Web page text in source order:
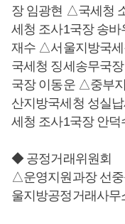
장 임광현 △국세청
세청 조사1국장 송
재수 △서울지방국
국세청 징세송무국
국장 이동운 △중부
산지방국세청 성실
세청 조사1국장 안
◆ 공정거래위원회
△운영지원과장 선
울지방공정거래사